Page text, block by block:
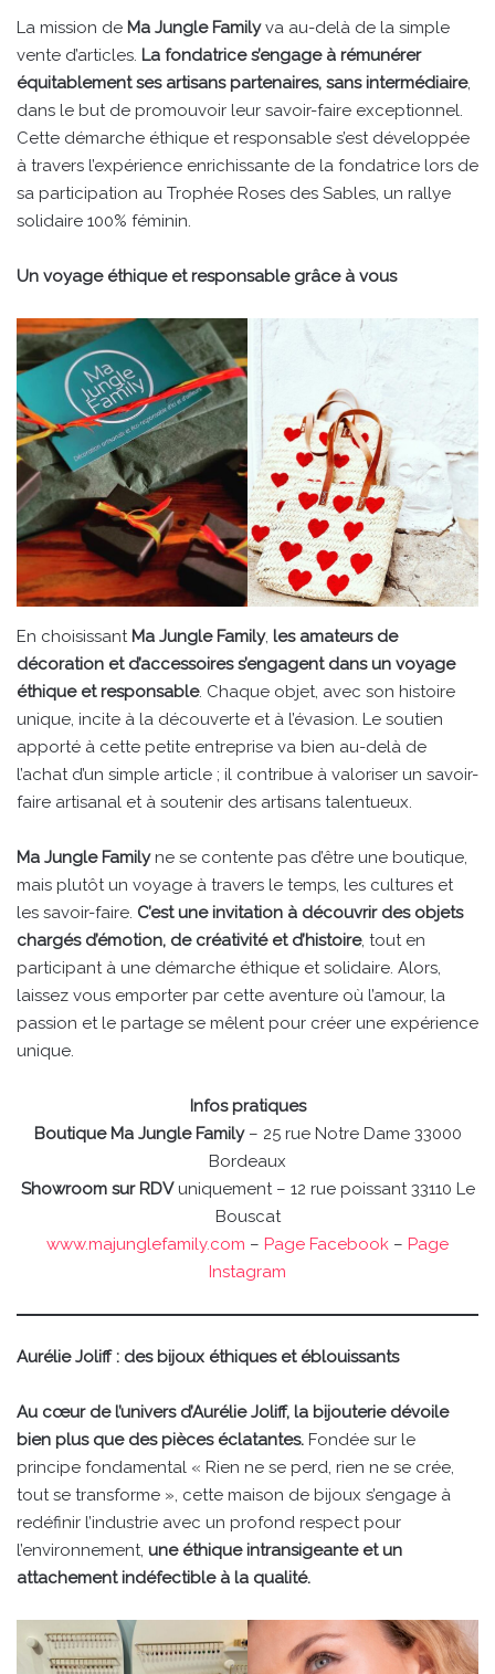
La mission de Ma Jungle Familyva au-delà de la simple
vente d’articles. La fondatrice s’engage à rémunérer
équitablement ses artisans partenaires, sans intermédiaire,
dans le but de promouvoir leur savoir-faire exceptionnel.
Cette démarche éthique et responsable s’est développée
à travers l’expérience enrichissante de la fondatrice lors de
sa participation au Trophée Roses des Sables, un rallye
solidaire 100% féminin.
Un voyage éthique et responsable grâce à vous
En choisissant Ma Jungle Family, les amateurs de
décoration et d’accessoires s’engagent dans un voyage
éthique et responsable. Chaque objet, avec son histoire
unique, incite à la découverte et à l’évasion. Le soutien
apporté à cette petite entreprise va bien au-delà de
l’achat d’un simple article ; il contribue à valoriser un savoir-
faire artisanal et à soutenir des artisans talentueux.
Ma Jungle Familyne se contente pas d’être une boutique,
mais plutôt un voyage à travers le temps, les cultures et
les savoir-faire. C’est une invitation à découvrir des objets
chargés d’émotion, de créativité et d’histoire, tout en
participant à une démarche éthique et solidaire. Alors,
laissez vous emporter par cette aventure où l’amour, la
passion et le partage se mêlent pour créer une expérience
unique.
Infos pratiques
Boutique Ma Jungle Family– 25 rue Notre Dame 33000
Bordeaux
Showroom sur RDVuniquement – 12 rue poissant 33110 Le
Bouscat
www.majunglefamily.com – Page Facebook – Page
Instagram
Aurélie Joliff : des bijoux éthiques et éblouissants
Au cœur de l’univers d’Aurélie Joliff, la bijouterie dévoile
bien plus que des pièces éclatantes. Fondée sur le
principe fondamental « Rien ne se perd, rien ne se crée,
tout se transforme », cette maison de bijoux s’engage à
redéfinir l’industrie avec un profond respect pour
l’environnement, une éthique intransigeante et un
attachement indéfectible à la qualité.